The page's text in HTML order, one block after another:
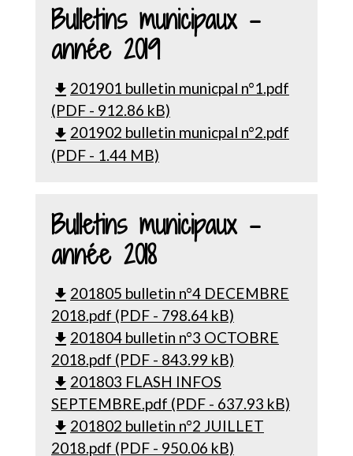
Bulletins municipaux -
année 2019
file_download 201901 bulletin municpal n°1.pdf
(PDF - 912.86 kB)
file_download 201902 bulletin municpal n°2.pdf
(PDF - 1.44 MB)
Bulletins municipaux -
année 2018
file_download 201805 bulletin n°4 DECEMBRE
2018.pdf (PDF - 798.64 kB)
file_download 201804 bulletin n°3 OCTOBRE
2018.pdf (PDF - 843.99 kB)
file_download 201803 FLASH INFOS
SEPTEMBRE.pdf (PDF - 637.93 kB)
file_download 201802 bulletin n°2 JUILLET
2018.pdf (PDF - 950.06 kB)